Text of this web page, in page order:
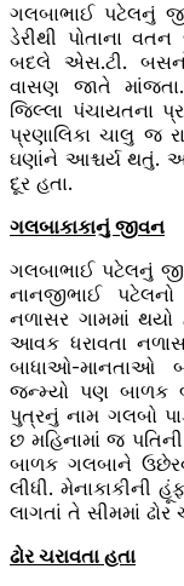
ગલબાભાઈ પટેલનું
ડેરીથી પોતાના
બદલે એસ.ટી.
વાસણ જાતે
જિલ્લા પંચાયતના
પ્રણાલિકા ચાલુ જ
ઘણાંને આશ્ચર્ય થતું.
દૂર હતા.
ગલબાકાકાનું જીવન
ગલબાભાઈ પટેલનું
નાનજીભાઈ
નળાસર ગામમાં થયો
આવક ધરાવતા
બાધાઓ-માનતાઓ
જન્મ્યો પણ બાળક બે
પુત્રનું નામ ગલબો
છ મહિનામાં જ
બાળક ગલબાને
લીધી. મેનાકાકીની
લાગતાં તે સીમમાં ઢોર
ઢોર ચરાવતા હતા